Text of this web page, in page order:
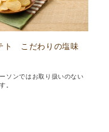
ト こだわりの塩味
ソンではお取り扱いのない
。